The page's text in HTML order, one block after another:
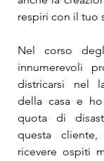
respiri con il tuo
Nel corso
innumerevoli
districarsi nel
della casa e
quota di
questa
ricevere ospiti